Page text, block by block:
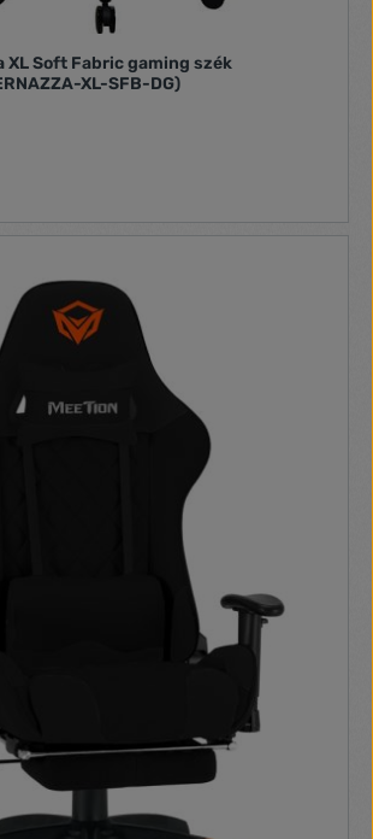
XL Soft Fabric gaming szék
XL-SFB-DG)